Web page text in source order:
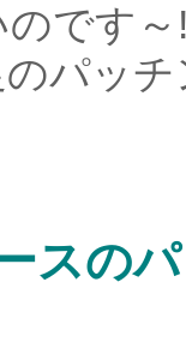
です～
パッ
スの